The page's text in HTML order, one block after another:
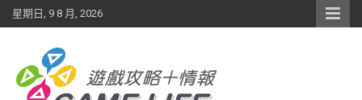
Skip
to
星期日, 9 8 月, 2026